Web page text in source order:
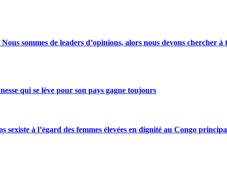
sommes de leaders d’opinions, alors nous devons
qui se lève pour son pays gagne toujours
à l’égard des femmes élevées en dignité au Congo